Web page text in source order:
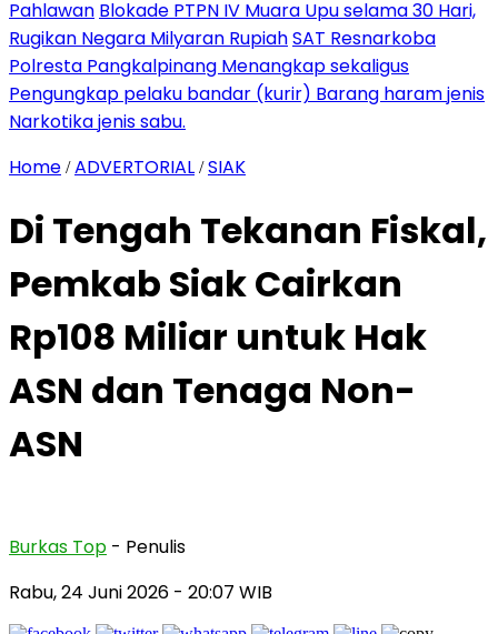
Pahlawan Blokade PTPN IV Muara Upu selama 30 Hari,
Rugikan Negara Milyaran RupiahSAT Resnarkoba
Polresta Pangkalpinang Menangkap sekaligus
Pengungkap pelaku bandar (kurir) Barang haram jenis
Narkotika jenis sabu.
Home /ADVERTORIAL /SIAK
Di Tengah Tekanan Fiskal,
Pemkab Siak Cairkan
Rp108 Miliar untuk Hak
ASN dan Tenaga Non-
ASN
Burkas Top - Penulis
Rabu, 24 Juni 2026 - 20:07 WIB